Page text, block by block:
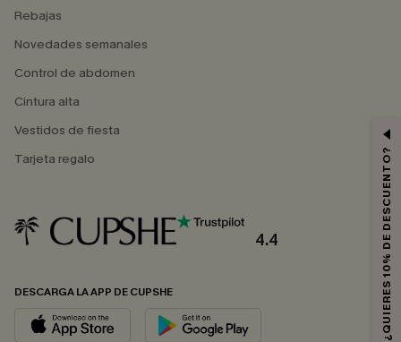
Rebajas
Novedades semanales
Control de abdomen
Cintura alta
Vestidos de fiesta
Tarjeta regalo
4.4
DESCARGA LA APP DE CUPSHE ¿QUIERES 10% DE DESCUENTO?